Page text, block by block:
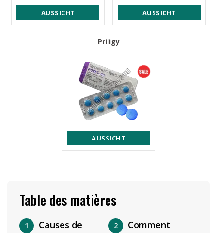
AUSSICHT AUSSICHT
Priligy
AUSSICHT
Table des matières
Causes de
Comment